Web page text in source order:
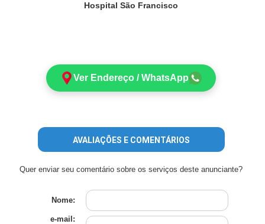
Hospital São Francisco
Ver Endereço / WhatsApp
AVALIAÇÕES E COMENTÁRIOS
Quer enviar seu comentário sobre os serviços deste anunciante?
Nome:
e-mail: